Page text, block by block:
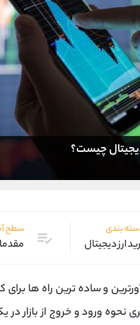
دیجیتال چیست؟
بندی
ارز دیجیتال
سطح
و ساده ترین راه ها برای
نحوه ورود و خروج از